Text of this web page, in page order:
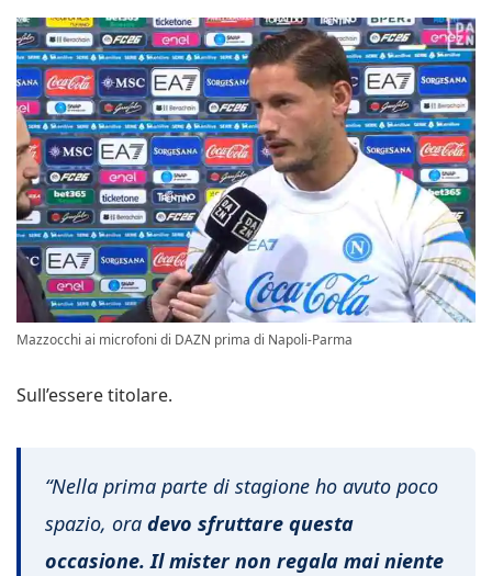
Mazzocchi ai microfoni di DAZN prima di Napoli-Parma
Sull’essere titolare.
“Nella prima parte di stagione ho avuto poco
spazio, ora devo sfruttare questa
occasione. Il mister non regala mai niente